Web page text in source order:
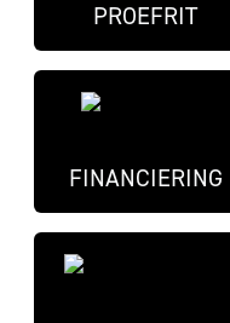
PROEFRIT
FINANCIERING